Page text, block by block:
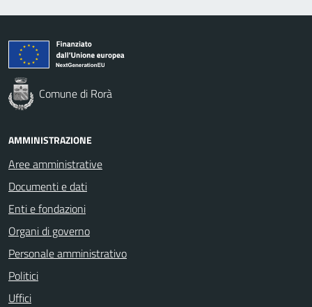
Comune di Rorà
AMMINISTRAZIONE
Aree amministrative
Documenti e dati
Enti e fondazioni
Organi di governo
Personale amministrativo
Politici
Uffici